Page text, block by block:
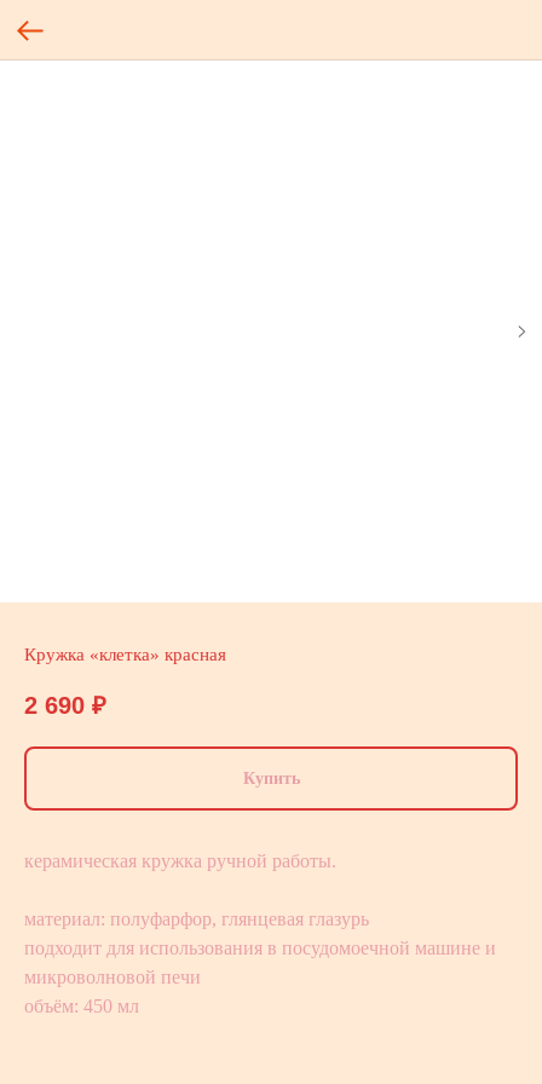
Кружка «клетка» красная
2 690 ₽
Купить
керамическая кружка ручной работы.
материал: полуфарфор, глянцевая глазурь
подходит для использования в посудомоечной машине и
микроволновой печи
объём: 450 мл